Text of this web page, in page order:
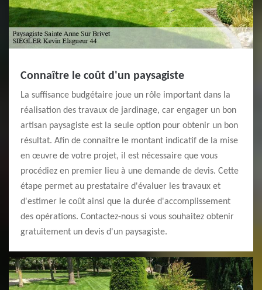
Connaître le coût d'un paysagiste
La suffisance budgétaire joue un rôle important dans la
réalisation des travaux de jardinage, car engager un bon
artisan paysagiste est la seule option pour obtenir un bon
résultat. Afin de connaître le montant indicatif de la mise
en œuvre de votre projet, il est nécessaire que vous
procédiez en premier lieu à une demande de devis. Cette
étape permet au prestataire d'évaluer les travaux et
d'estimer le coût ainsi que la durée d'accomplissement
des opérations. Contactez-nous si vous souhaitez obtenir
gratuitement un devis d'un paysagiste.